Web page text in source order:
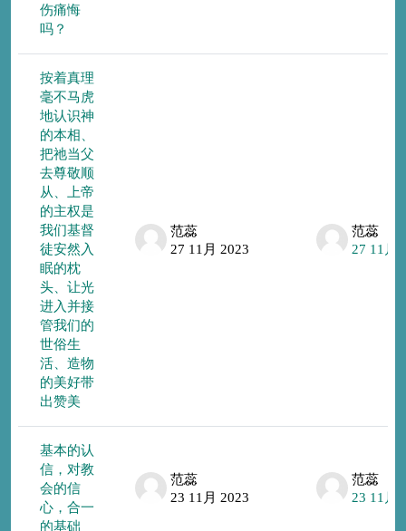
伤痛悔
吗？
按着真理
毫不马虎
地认识神
的本相、
把祂当父
去尊敬顺
从、上帝
的主权是
我们基督
徒安然入
眠的枕
头、让光
进入并接
管我们的
世俗生
活、造物
的美好带
出赞美
范蕊
27 11月 2023
范蕊
27 11月
基本的认
信，对教
会的信
心，合一
的基础
范蕊
23 11月 2023
范蕊
23 11月